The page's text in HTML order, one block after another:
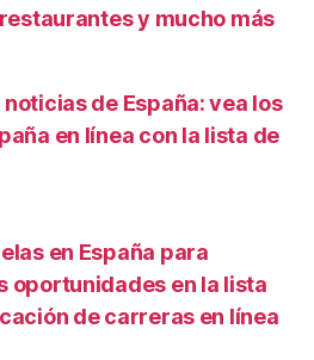
y mucho más
de España: vea los
en línea con la lista de
en España para
oportunidades en la lista
de carreras en línea